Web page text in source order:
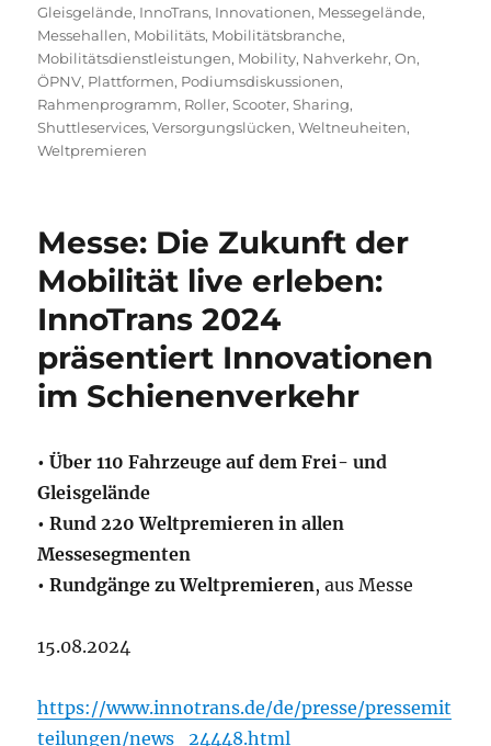
Gleisgelände, InnoTrans, Innovationen, Messegelände,
Messehallen, Mobilitäts, Mobilitätsbranche,
Mobilitätsdienstleistungen, Mobility, Nahverkehr,On,
ÖPNV, Plattformen, Podiumsdiskussionen,
Rahmenprogramm, Roller,Scooter,Sharing,
Shuttleservices,Versorgungslücken,Weltneuheiten,
Weltpremieren
Messe: Die Zukunft der
Mobilität live erleben:
InnoTrans 2024
präsentiert Innovationen
im Schienenverkehr
• Über 110 Fahrzeuge auf dem Frei- und
Gleisgelände
• Rund 220 Weltpremieren in allen
Messesegmenten
• Rundgänge zu Weltpremieren, aus Messe
15.08.2024
https://www.innotrans.de/de/presse/pressemit
teilungen/news_24448.html